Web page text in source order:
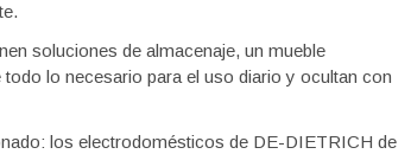
soluciones de almacenaje, un mueble
lo necesario para el uso diario y ocultan con
los electrodomésticos de DE-DIETRICH de